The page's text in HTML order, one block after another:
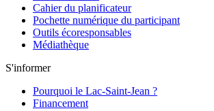
Cahier du planificateur
Pochette numérique du participant
Outils écoresponsables
Médiathèque
S'informer
Pourquoi le Lac-Saint-Jean ?
Financement